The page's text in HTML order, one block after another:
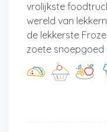
vrolijkste
wereld van
de lekkerste
zoete snoepgoed